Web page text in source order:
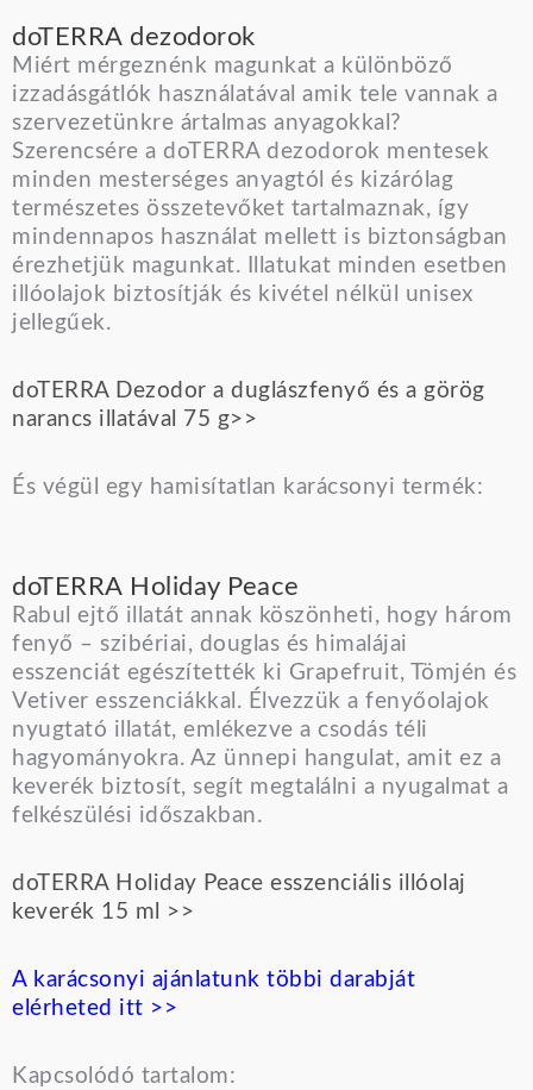
doTERRA dezodorok
Miért mérgeznénk magunkat a különböző
izzadásgátlók használatával amik tele vannak a
szervezetünkre ártalmas anyagokkal?
Szerencsére a doTERRA dezodorok mentesek
minden mesterséges anyagtól és kizárólag
természetes összetevőket tartalmaznak, így
mindennapos használat mellett is biztonságban
érezhetjük magunkat. Illatukat minden esetben
illóolajok biztosítják és kivétel nélkül unisex
jellegűek.
doTERRA Dezodor a duglászfenyő és a görög
narancs illatával 75 g>>
És végül egy hamisítatlan karácsonyi termék:
doTERRA Holiday Peace
Rabul ejtő illatát annak köszönheti, hogy három
fenyő – szibériai, douglas és himalájai
esszenciát egészítették ki Grapefruit, Tömjén és
Vetiver esszenciákkal. Élvezzük a fenyőolajok
nyugtató illatát, emlékezve a csodás téli
hagyományokra. Az ünnepi hangulat, amit ez a
keverék biztosít, segít megtalálni a nyugalmat a
felkészülési időszakban.
doTERRA Holiday Peace esszenciális illóolaj
keverék 15 ml >>
A karácsonyi ajánlatunk többi darabját
elérheted itt >>
Kapcsolódó tartalom: